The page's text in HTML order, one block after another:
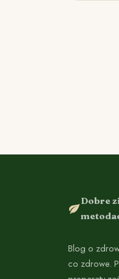
Dobre
Blog o
co zdrowe.